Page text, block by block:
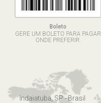
Boleto
GERE UM BOLETO PARA PAGAR
ONDE PREFERIR.
Indaiatuba, SP - Brasil